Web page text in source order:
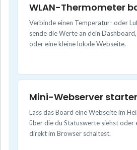
WLAN-Thermometer
Verbinde einen Temperatur- oder
sende die Werte an dein
oder eine kleine lokale Webseite.
Mini-Webserver
Lass das Board eine Webseite im
über die du Statuswerte siehst oder
direkt im Browser schaltest.